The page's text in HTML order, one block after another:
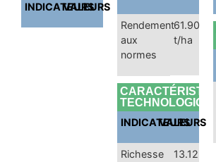
INDICATEURS
VALEURS
Rendement
aux
normes
61.90
t/ha
INDICATEURS
VALEURS
Richesse
13.12